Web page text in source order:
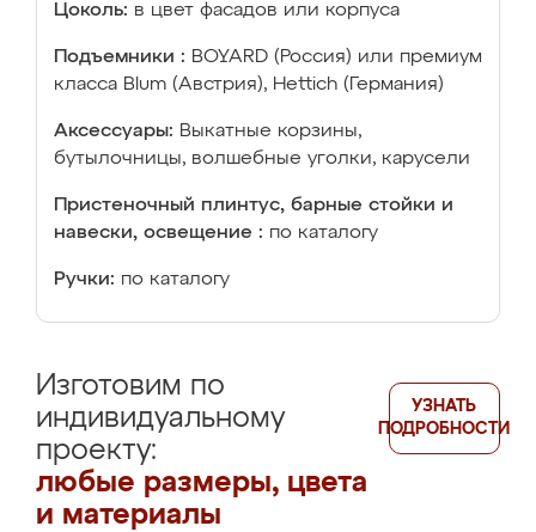
Цоколь: в цвет фасадов или корпуса
Подъемники : BOYARD (Россия) или премиум
класса Blum (Австрия), Hettich (Германия)
Аксессуары: Выкатные корзины,
бутылочницы, волшебные уголки, карусели
Пристеночный плинтус, барные стойки и
навески, освещение : по каталогу
Ручки: по каталогу
Изготовим по
индивидуальному
проекту:
любые размеры, цвета
и материалы
УЗНАТЬ
ПОДРОБНОСТИ